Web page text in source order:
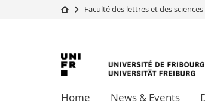
Etudes
Campus
Université
Faculté des lettres et des
Université
de
Home News & Events